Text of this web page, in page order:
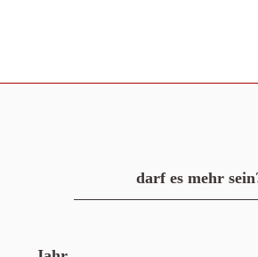
darf es mehr